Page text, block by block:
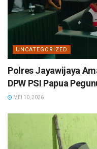
UNCATEGORIZED
Polres Jayawijaya
DPW PSI Papua
MEI 10, 2026